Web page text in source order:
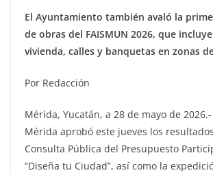
El Ayuntamiento también avaló la
de obras del FAISMUN 2026, que
vivienda, calles y banquetas en zonas
Por Redacción
Mérida, Yucatán, a 28 de mayo de
Mérida aprobó este jueves los
Consulta Pública del Presupuesto
“Diseña tu Ciudad”, así como la